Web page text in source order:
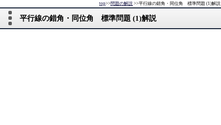
平行線の錯角・同位角 標準問題 (1)解説
top>>問題の解説 >>平行線の錯角・同位角 標準問題 (1)解説